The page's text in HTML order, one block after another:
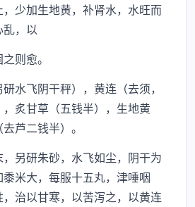
少加生地黄，补肾水，水旺而
，以
则愈。
飞阴干秤），黄连（去须，
炙甘草（五钱半），生地黄
芦二钱半）。
另研朱砂，水飞如尘，阴干为
米大，每服十五丸，津唾咽
治以甘寒，以苦泻之，以黄连